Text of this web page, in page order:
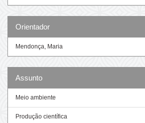
Orientador
Mendonça, Maria
Assunto
Meio ambiente
Produção científica